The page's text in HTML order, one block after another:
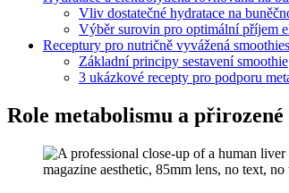
Vliv dostatečné hydratace na
Výběr surovin pro optimální příjem
Receptury pro nutričně vyvážená smoothies
Základní principy sestavení smoothie
3 ukázkové recepty pro podporu
Role metabolismu a přirozené